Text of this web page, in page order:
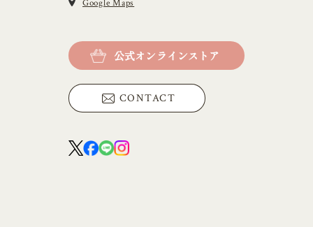
Google Maps
公式オンラインストア
CONTACT